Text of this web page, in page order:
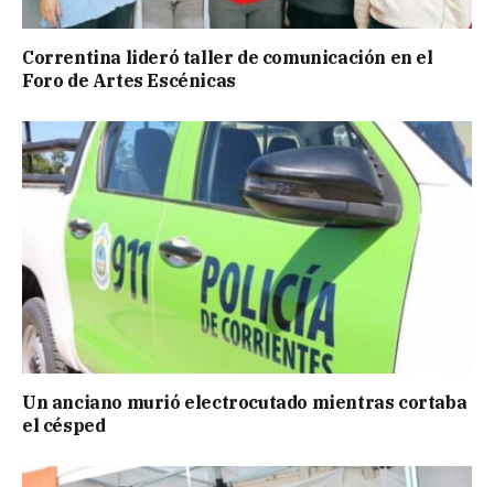
Correntina lideró taller de comunicación en el
Foro de Artes Escénicas
Un anciano murió electrocutado mientras cortaba
el césped